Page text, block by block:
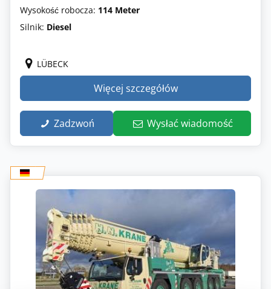
Wysokość robocza: 114 Meter
Silnik: Diesel
LÜBECK
Więcej szczegółów
Zadzwoń Wysłać wiadomość